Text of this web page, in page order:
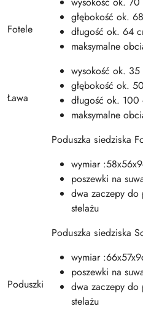
Fotele
głębokość ok.
długość ok. 64
maksymalne
Ława
wysokość ok. 35
głębokość ok.
długość ok. 100
maksymalne
Poduszki
Poduszka siedziska
wymiar
poszewki na
dwa zaczepy do
stelażu
Poduszka siedziska
wymiar
poszewki na
dwa zaczepy do
stelażu